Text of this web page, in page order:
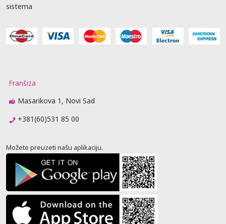
sistema
Franšiza
Masarikova 1, Novi Sad
+381(60)531 85 00
Možete preuzeti našu aplikaciju.